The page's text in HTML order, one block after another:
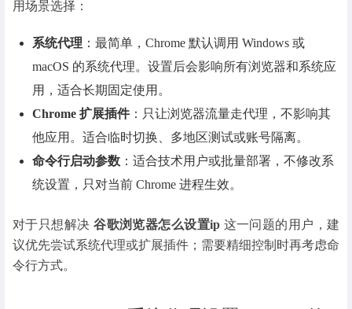
用场景选择：
系统代理 ：最简单，Chrome 默认调用 Windows 或
macOS 的系统代理。设置后会影响所有浏览器和系统应
用，适合长期固定使用。
Chrome 扩展插件：只让浏览器流量走代理，不影响其
他应用。适合临时切换、多地区测试或账号隔离。
命令行启动参数 ：适合技术用户或批量部署，不修改系
统设置，只对当前 Chrome 进程生效。
对于只想解决谷歌浏览器怎么设置ip 这一问题的用户，建
议优先尝试系统代理或扩展插件；需要精细控制时再考虑命
令行方式。